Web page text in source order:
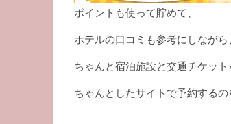
ポイントも使って貯めて、
ホテルの口コミも参考にしながら、
ちゃんと宿泊施設と交通チケッ
ちゃんとしたサイトで予約する